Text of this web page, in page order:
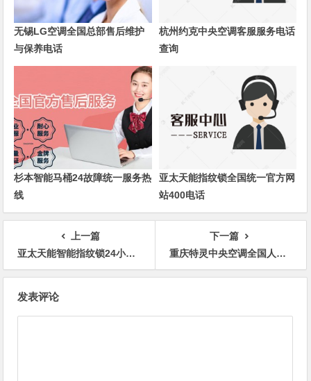
无锡LG空调全国总部售后维护
与保养电话
杭州约克中央空调客服服务电话
查询
杉本智能马桶24故障统一服务热
线
亚太天能指纹锁全国统一官方网
站400电话
上一篇
亚太天能智能指纹锁24小时厂家全国统一客服中心
下一篇
重庆特灵中央空调全国人工售后24小时服务热线电话
发表评论